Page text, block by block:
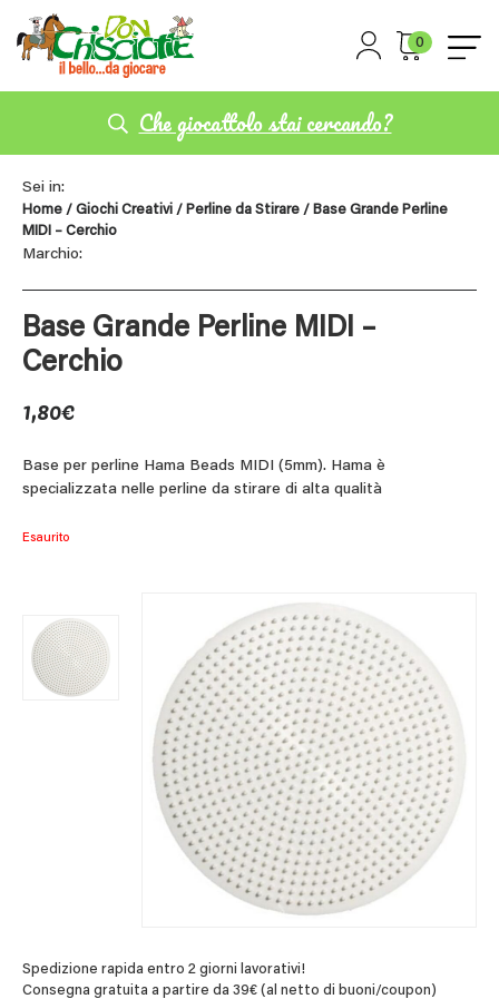
0
Che giocattolo stai cercando?
Sei in:
Home / Giochi Creativi / Perline da Stirare / Base Grande Perline
MIDI – Cerchio
Marchio:
Base Grande Perline MIDI –
Cerchio
1,80€
Base per perline Hama Beads MIDI (5mm). Hama è
specializzata nelle perline da stirare di alta qualità
Esaurito
Spedizione rapida entro 2 giorni lavorativi!
Consegna gratuita a partire da 39€ (al netto di buoni/coupon)